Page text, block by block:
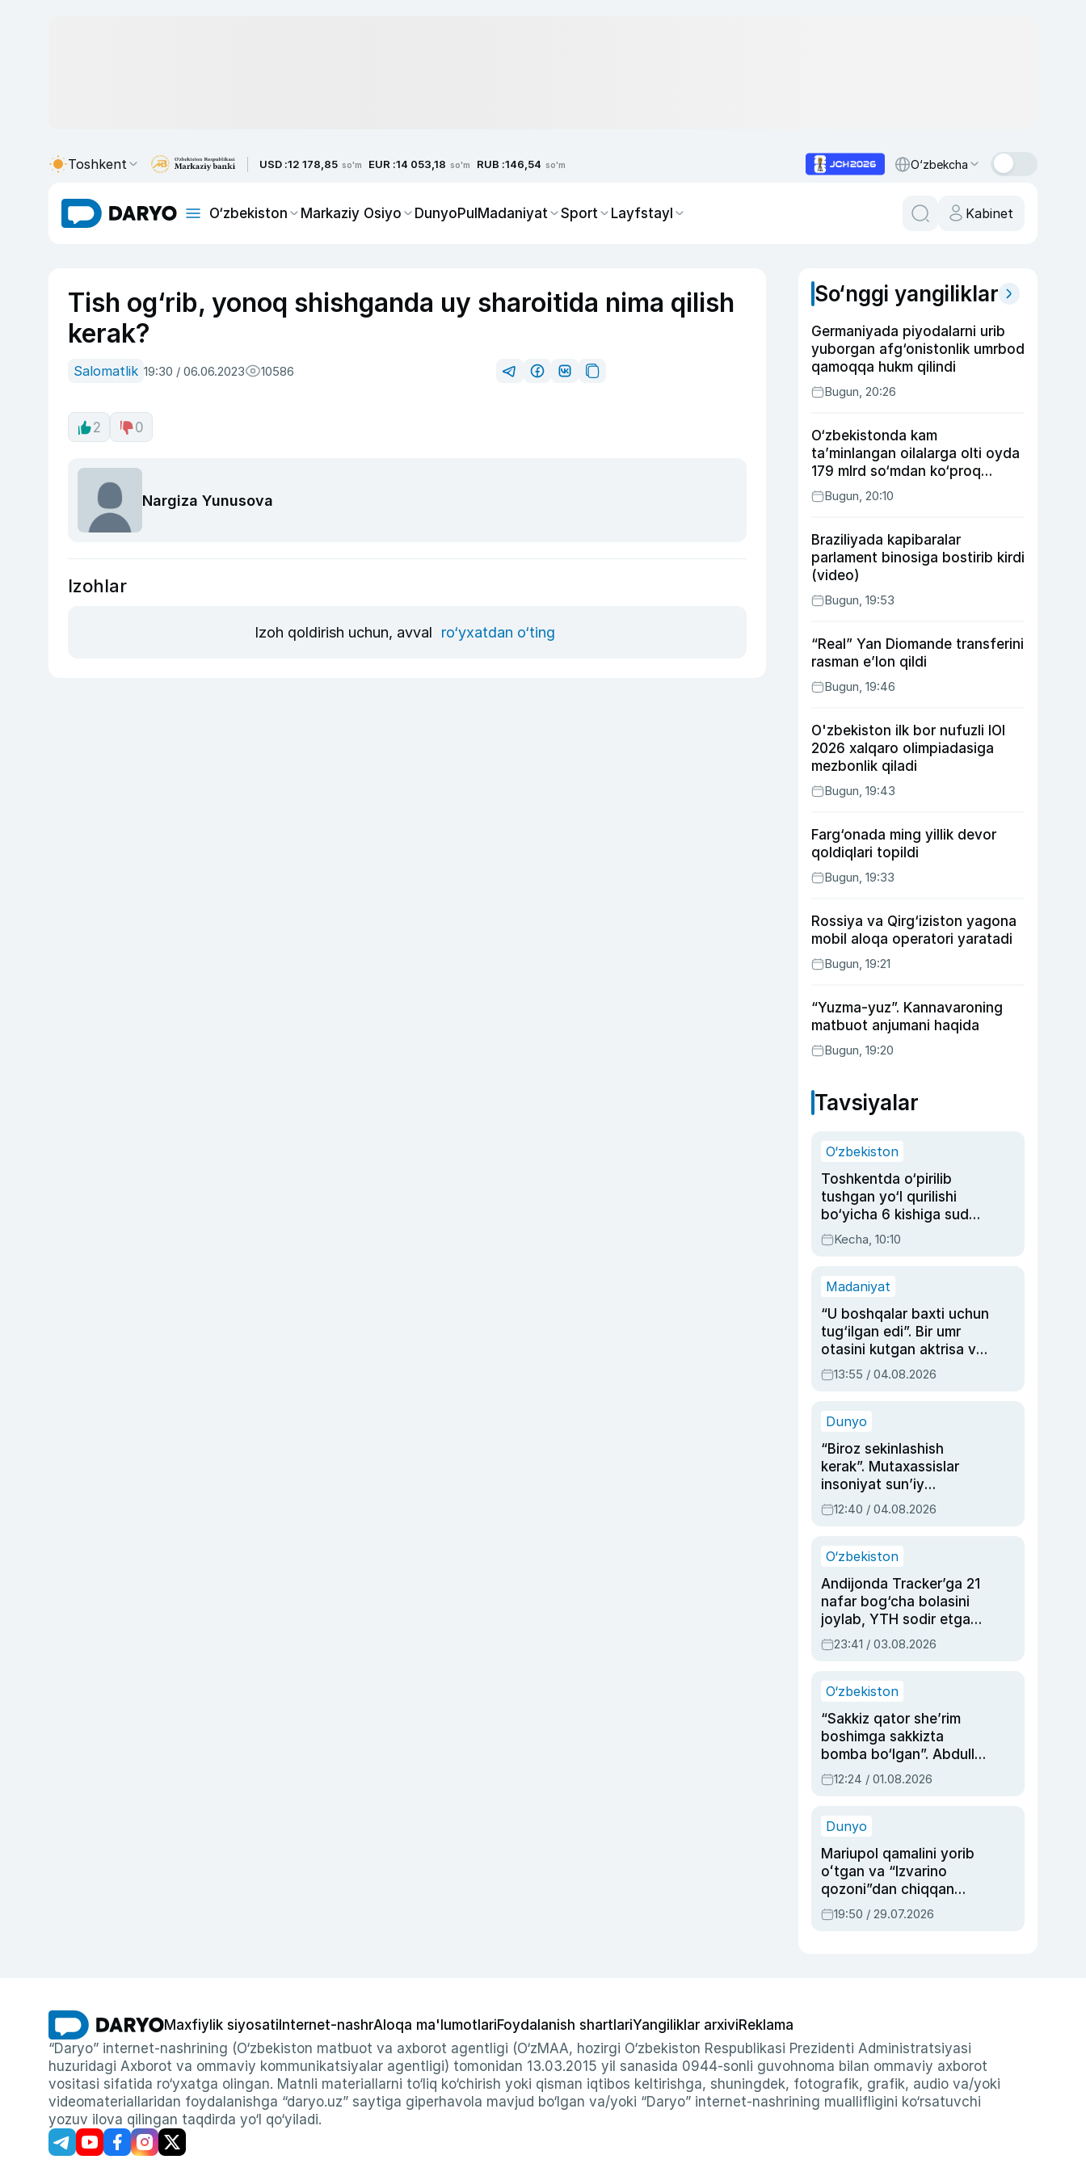
Toshkent USD :12 178,85 so'm EUR :14 053,18 so'm RUB :146,54 so'm O‘zbekcha
O‘zbekiston Markaziy Osiyo DunyoPulMadaniyat Sport Layfstayl Kabinet
Tish og‘rib, yonoq shishganda uy sharoitida nima qilish
kerak?
Salomatlik 19:30 / 06.06.2023 10586
2 0
Nargiza Yunusova
Izohlar
Izoh qoldirish uchun, avval ro‘yxatdan o‘ting
So‘nggi yangiliklar
Germaniyada piyodalarni urib
yuborgan afg‘onistonlik umrbod
qamoqqa hukm qilindi
Bugun, 20:26
O‘zbekistonda kam
ta’minlangan oilalarga olti oyda
179 mlrd so‘mdan ko‘proq
ijtimoiy keshbek to‘lab berildi
Bugun, 20:10
Braziliyada kapibaralar
parlament binosiga bostirib kirdi
(video)
Bugun, 19:53
“Real” Yan Diomande transferini
rasman e’lon qildi
Bugun, 19:46
O'zbekiston ilk bor nufuzli IOI
2026 xalqaro olimpiadasiga
mezbonlik qiladi
Bugun, 19:43
Farg‘onada ming yillik devor
qoldiqlari topildi
Bugun, 19:33
Rossiya va Qirg‘iziston yagona
mobil aloqa operatori yaratadi
Bugun, 19:21
“Yuzma-yuz”. Kannavaroning
matbuot anjumani haqida
Bugun, 19:20
Tavsiyalar
O‘zbekiston
Toshkentda o‘pirilib
tushgan yo‘l qurilishi
bo‘yicha 6 kishiga sud
hukmi o‘qildi
Kecha, 10:10
Madaniyat
“U boshqalar baxti uchun
tug‘ilgan edi”. Bir umr
otasini kutgan aktrisa va
dublyaj ustasi Rimma
Ahmedovaning
13:55 / 04.08.2026
Dunyo
“Biroz sekinlashish
kerak”. Mutaxassislar
insoniyat sun’iy
intellektni boshqara
olmay qolishidan xavotir
12:40 / 04.08.2026
O‘zbekiston
Andijonda Tracker’ga 21
nafar bog‘cha bolasini
joylab, YTH sodir etgan
ayolga sud hukmi o‘qildi
23:41 / 03.08.2026
O‘zbekiston
“Sakkiz qator she’rim
boshimga sakkizta
bomba bo‘lgan”. Abdulla
Oripovni siyosiy
ayblovlardan asrab
12:24 / 01.08.2026
Dunyo
Mariupol qamalini yorib
oʻtgan va “Izvarino
qozoni”dan chiqqan
qahramon — Ukraina
armiyasi bosh
19:50 / 29.07.2026
Maxfiylik siyosati Internet-nashrAloqa ma'lumotlariFoydalanish shartlariYangiliklar arxiviReklama
“Daryo” internet-nashrining (O‘zbekiston matbuot va axborot agentligi (O‘zMAA, hozirgi O‘zbekiston Respublikasi Prezidenti Administratsiyasi
huzuridagi Axborot va ommaviy kommunikatsiyalar agentligi) tomonidan 13.03.2015 yil sanasida 0944-sonli guvohnoma bilan ommaviy axborot
vositasi sifatida ro‘yxatga olingan. Matnli materiallarni to‘liq ko‘chirish yoki qisman iqtibos keltirishga, shuningdek, fotografik, grafik, audio va/yoki
videomateriallaridan foydalanishga “daryo.uz” saytiga giperhavola mavjud bo‘lgan va/yoki “Daryo” internet-nashrining muallifligini ko‘rsatuvchi
yozuv ilova qilingan taqdirda yo‘l qo‘yiladi.